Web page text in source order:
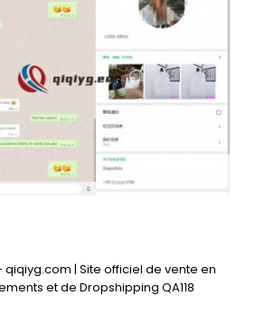
| Site officiel de vente en
et de Dropshipping QA118